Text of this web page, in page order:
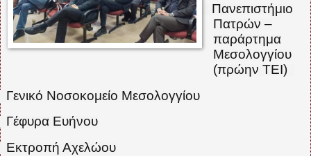
·
Πανεπιστήμιο
Πατρών –
παράρτημα
Μεσολογγίου
(πρώην ΤΕΙ)
Γενικό Νοσοκομείο Μεσολογγίου
Γέφυρα Ευήνου
Εκτροπή Αχελώου